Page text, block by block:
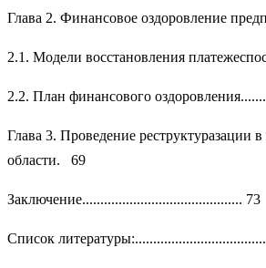
Глава 2. Финансовое оздоровление
2.1. Модели восстановления
2.2. План финансового
Глава 3. Проведение реструктуразации
области. 69
Заключение............................................ 73
Список